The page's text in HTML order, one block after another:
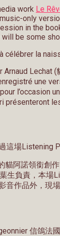
work Le
only
in the
be some
la
Arnaud Lechat
une
l’occasion
présenteront
場Listening
貓阿諾領銜
生負責，本場
作品外，現
信鴿法